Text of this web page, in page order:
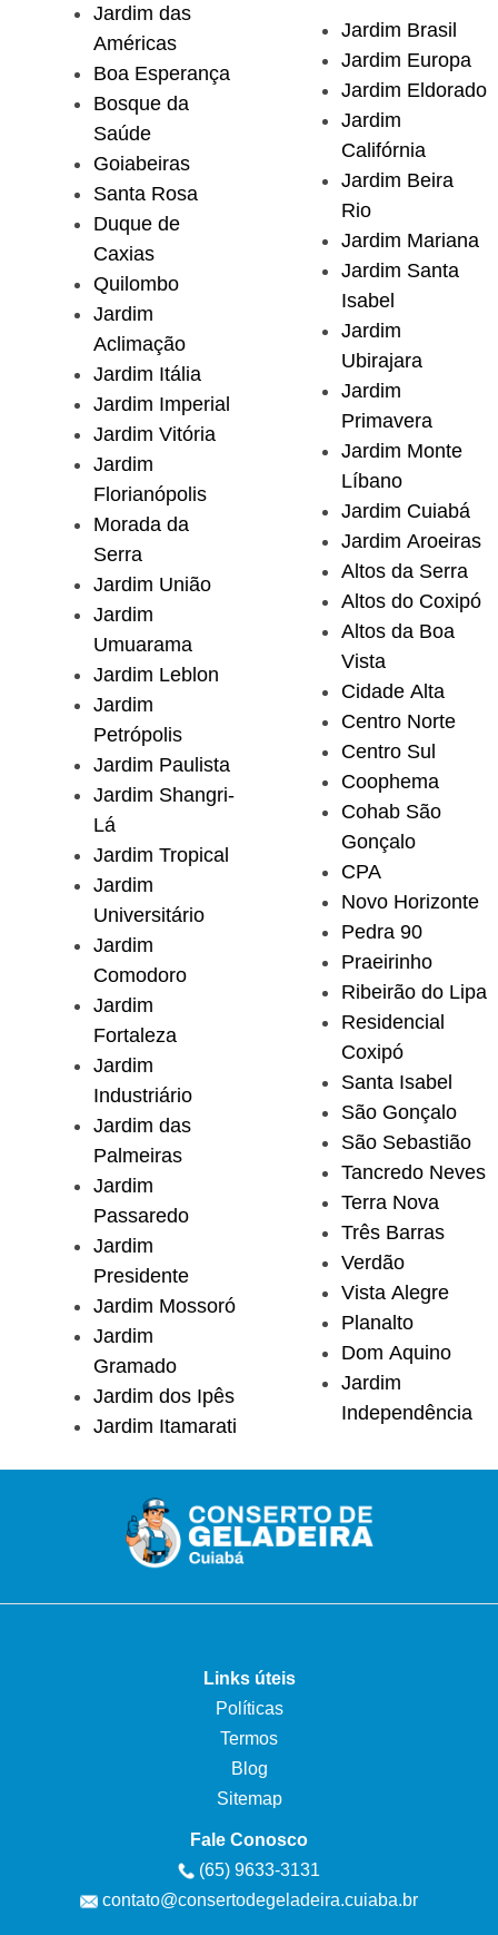
Jardim das
Américas
Boa Esperança
Bosque da
Saúde
Goiabeiras
Santa Rosa
Duque de
Caxias
Quilombo
Jardim
Aclimação
Jardim Itália
Jardim Imperial
Jardim Vitória
Jardim
Florianópolis
Morada da
Serra
Jardim União
Jardim
Umuarama
Jardim Leblon
Jardim
Petrópolis
Jardim Paulista
Jardim Shangri-
Lá
Jardim Tropical
Jardim
Universitário
Jardim
Comodoro
Jardim
Fortaleza
Jardim
Industriário
Jardim das
Palmeiras
Jardim
Passaredo
Jardim
Presidente
Jardim Mossoró
Jardim
Gramado
Jardim dos Ipês
Jardim Itamarati
Jardim Brasil
Jardim Europa
Jardim Eldorado
Jardim
Califórnia
Jardim Beira
Rio
Jardim Mariana
Jardim Santa
Isabel
Jardim
Ubirajara
Jardim
Primavera
Jardim Monte
Líbano
Jardim Cuiabá
Jardim Aroeiras
Altos da Serra
Altos do Coxipó
Altos da Boa
Vista
Cidade Alta
Centro Norte
Centro Sul
Coophema
Cohab São
Gonçalo
CPA
Novo Horizonte
Pedra 90
Praeirinho
Ribeirão do Lipa
Residencial
Coxipó
Santa Isabel
São Gonçalo
São Sebastião
Tancredo Neves
Terra Nova
Três Barras
Verdão
Vista Alegre
Planalto
Dom Aquino
Jardim
Independência
Links úteis
Políticas
Termos
Blog
Sitemap
Fale Conosco
(65) 9633-3131
contato@consertodegeladeira.cuiaba.br